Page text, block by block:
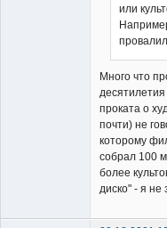
или
Много что
проката о
почти) не
которому
собрал 100
более
диско" - я не